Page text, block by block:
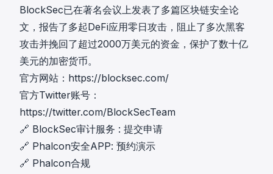
BlockSec已在著名会议上发表了多篇区块链安全论
文，报告了多起DeFi应用零日攻击，阻止了多次黑客
攻击并挽回了超过2000万美元的资金，保护了数十亿
美元的加密货币。
官方网站： https://blocksec.com/
官方Twitter账号：
https://twitter.com/BlockSecTeam
🔗 BlockSec审计服务 : 提交申请
🔗 Phalcon安全APP: 预约演示
🔗 Phalcon合规